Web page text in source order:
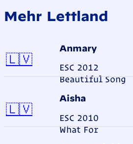
Mehr Lettland
Anmary
ESC 2012
Beautiful Song
🇱🇻Lettland
Aisha
ESC 2010
What For
🇱🇻Lettland